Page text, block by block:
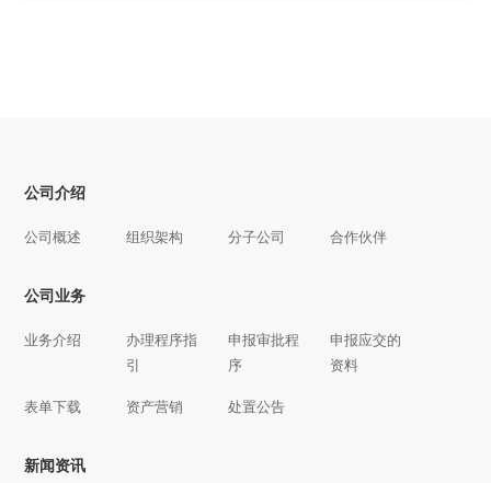
公司介绍
公司概述 组织架构 分子公司 合作伙伴
公司业务
业务介绍
办理程序指
引
申报审批程
序
申报应交的
资料
表单下载 资产营销 处置公告
新闻资讯